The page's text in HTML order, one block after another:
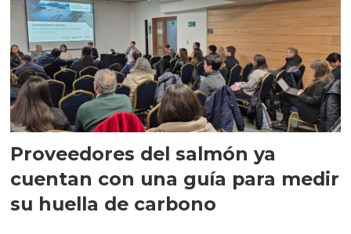
Proveedores del salmón ya
cuentan con una guía para medir
su huella de carbono